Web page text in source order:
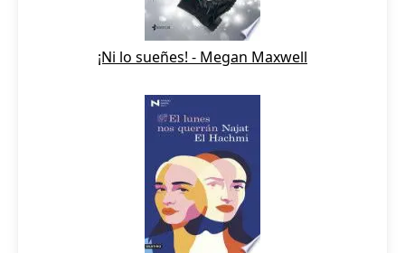
¡Ni lo sueñes! - Megan Maxwell